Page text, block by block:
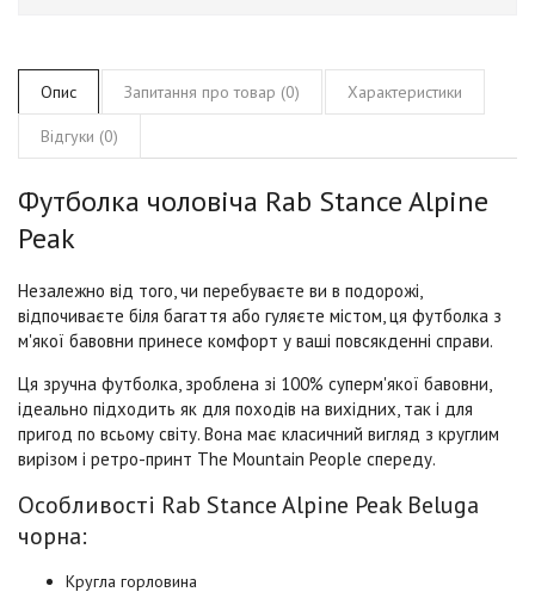
Опис Запитання про товар (0) Характеристики
Відгуки (0)
Футболка чоловіча Rab Stance Alpine
Peak
Незалежно від того, чи перебуваєте ви в подорожі,
відпочиваєте біля багаття або гуляєте містом, ця футболка з
м'якої бавовни принесе комфорт у ваші повсякденні справи.
Ця зручна футболка, зроблена зі 100% суперм'якої бавовни,
ідеально підходить як для походів на вихідних, так і для
пригод по всьому світу. Вона має класичний вигляд з круглим
вирізом і ретро-принт The Mountain People спереду.
Особливості Rab Stance Alpine Peak Beluga
чорна:
Кругла горловина